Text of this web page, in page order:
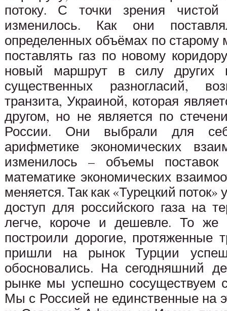
потоку. С точки зрения
изменилось. Как они
определенных объёмах по старому
поставлять газ по новому
новый маршрут в силу других
существенных разногласий,
транзита, Украиной, которая
другом, но не является по
России. Они выбрали для
арифметике экономических
изменилось – объемы
математике экономических
меняется. Так как «Турецкий поток»
доступ для российского газа на
легче, короче и дешевле. То
построили дорогие, протяженные
пришли на рынок Турции
обосновались. На сегодняшний
рынке мы успешно сосуществуем
Мы с Россией не единственные на